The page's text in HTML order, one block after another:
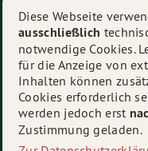
© 2026 Erwin
Diese Webseite
ausschließlich
notwendige Cookies.
für die Anzeige von
Inhalten können
Cookies erforderlich
werden jedoch erst
Zustimmung geladen.